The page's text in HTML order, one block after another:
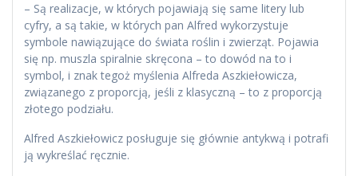
– Są realizacje, w których pojawiają się same litery lub
cyfry, a są takie, w których pan Alfred wykorzystuje
symbole nawiązujące do świata roślin i zwierząt. Pojawia
się np. muszla spiralnie skręcona – to dowód na to i
symbol, i znak tegoż myślenia Alfreda Aszkiełowicza,
związanego z proporcją, jeśli z klasyczną – to z proporcją
złotego podziału.
Alfred Aszkiełowicz posługuje się głównie antykwą i potrafi
ją wykreślać ręcznie.